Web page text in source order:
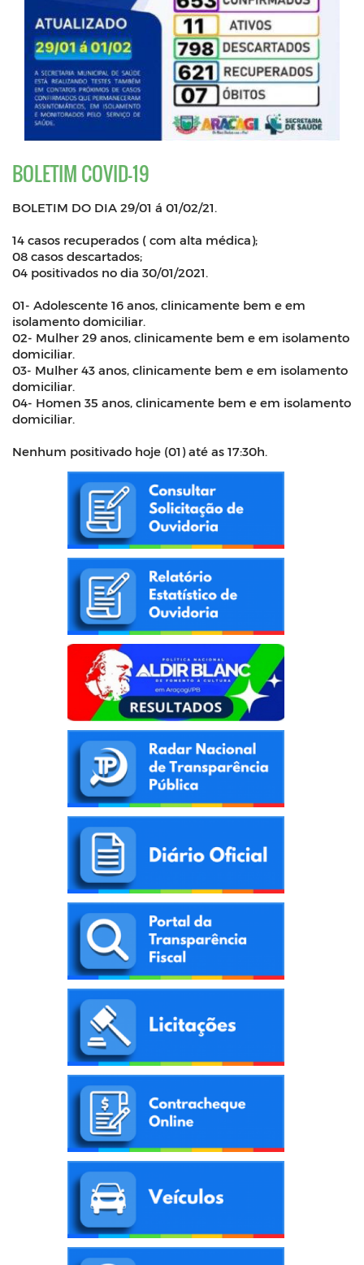
BOLETIM COVID-19
BOLETIM DO DIA 29/01 á 01/02/21.
14 casos recuperados ( com alta médica);
08 casos descartados;
04 positivados no dia 30/01/2021.
01- Adolescente 16 anos, clinicamente bem e em
isolamento domiciliar.
02- Mulher 29 anos, clinicamente bem e em isolamento
domiciliar.
03- Mulher 43 anos, clinicamente bem e em isolamento
domiciliar.
04- Homen 35 anos, clinicamente bem e em isolamento
domiciliar.
Nenhum positivado hoje (01) até as 17:30h.